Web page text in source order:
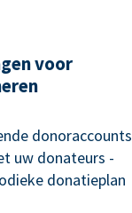
voor
donoraccounts
uw donateurs -
donatieplan